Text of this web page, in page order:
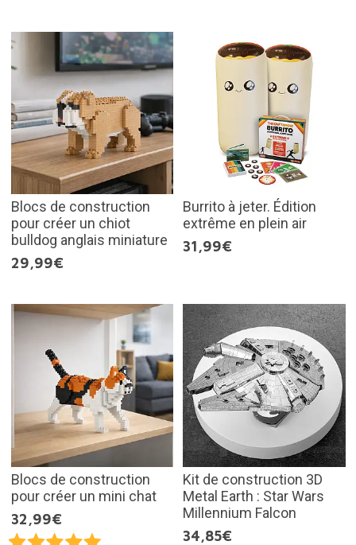
Blocs de construction
pour créer un chiot
bulldog anglais miniature
29,99€
Burrito à jeter. Édition
extrême en plein air
31,99€
Blocs de construction
pour créer un mini chat
32,99€
Kit de construction 3D
Metal Earth : Star Wars
Millennium Falcon
34,85€